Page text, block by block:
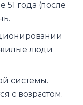
года (после
люди
системы.
с возрастом.